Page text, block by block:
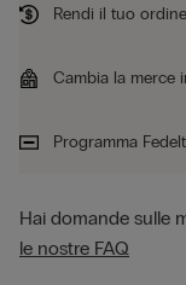
Rendi il tuo
Cambia la merce
Programma
Hai domande sulle
le nostre FAQ